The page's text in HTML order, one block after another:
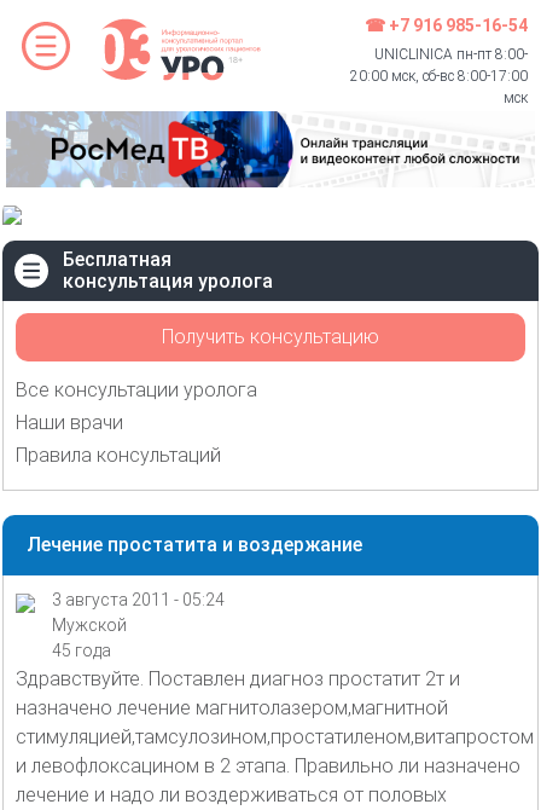
☎ +7 916 985-16-54
UNICLINICA пн-пт 8:00-
20:00 мск, сб-вс 8:00-17:00
мск
Бесплатная
консультация уролога
Получить консультацию
Все консультации уролога
Наши врачи
Правила консультаций
Лечение простатита и воздержание
3 августа 2011 - 05:24
Мужской
45 года
Здравствуйте. Поставлен диагноз простатит 2т и
назначено лечение магнитолазером,магнитной
стимуляцией,тамсулозином,простатиленом,витапростом
и левофлоксацином в 2 этапа. Правильно ли назначено
лечение и надо ли воздерживаться от половых